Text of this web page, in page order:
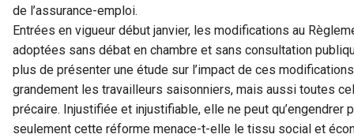
de l’assurance-emploi.
Entrées en vigueur début janvier, les modifications au
adoptées sans débat en chambre et sans consultation
plus de présenter une étude sur l’impact de ces
grandement les travailleurs saisonniers, mais aussi toutes
précaire. Injustifiée et injustifiable, elle ne peut qu’engendrer
seulement cette réforme menace-t-elle le tissu social et